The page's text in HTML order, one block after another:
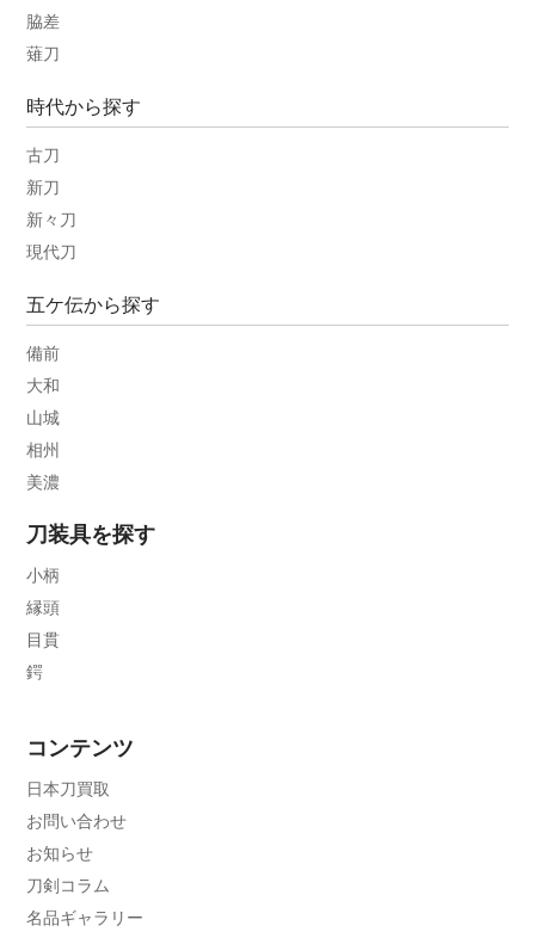
脇差
薙刀
時代から探す
古刀
新刀
新々刀
現代刀
五ケ伝から探す
備前
大和
山城
相州
美濃
刀装具を探す
小柄
縁頭
目貫
鍔
コンテンツ
日本刀買取
お問い合わせ
お知らせ
刀剣コラム
名品ギャラリー